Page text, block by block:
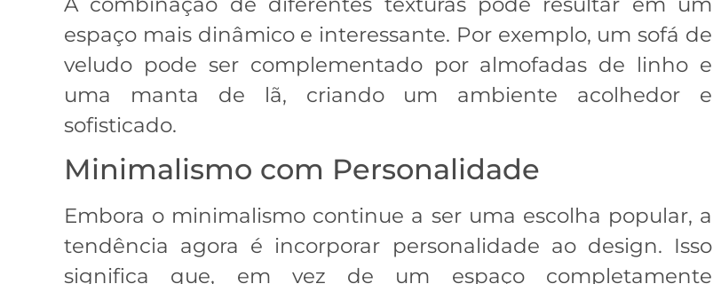
espaço mais dinâmico e interessante. Por exemplo, um sofá de
veludo pode ser complementado por almofadas de linho e
uma manta de lã, criando um ambiente acolhedor e
sofisticado.
Minimalismo com Personalidade
Embora o minimalismo continue a ser uma escolha popular, a
tendência agora é incorporar personalidade ao design. Isso
significa que, em vez de um espaço completamente